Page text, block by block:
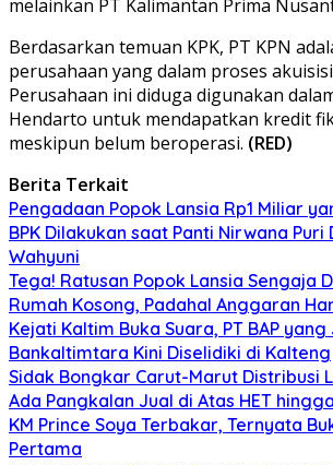
melainkan PT Kalimantan Prima
Berdasarkan temuan KPK, PT KPN
perusahaan yang dalam proses
Perusahaan ini diduga digunakan
Hendarto untuk mendapatkan kredit
meskipun belum beroperasi. (RED)
Berita Terkait
Pengadaan Popok Lansia Rp1 Miliar
BPK Dilakukan saat Panti Nirwana Puri
Wahyuni
Tega! Ratusan Popok Lansia Sengaja
Rumah Kosong, Padahal Anggaran
Kejati Kaltim Buka Suara, PT BAP
Bankaltimtara Kini Diselidiki di Kalteng
Sidak Bongkar Carut-Marut Distribusi
Ada Pangkalan Jual di Atas HET
KM Prince Soya Terbakar, Ternyata
Pertama